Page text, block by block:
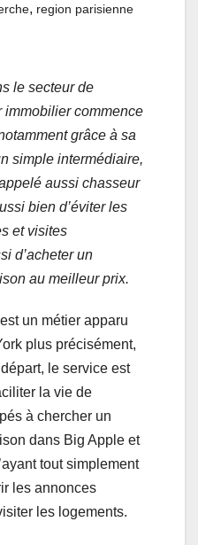
, region parisienne
le secteur de
immobilier commence
grâce à sa
simple intermédiaire,
aussi chasseur
bien d’éviter les
et visites
d’acheter un
au meilleur prix.
un métier apparu
plus précisément,
le service est
la vie de
à chercher un
dans Big Apple et
tout simplement
les annonces
les logements.